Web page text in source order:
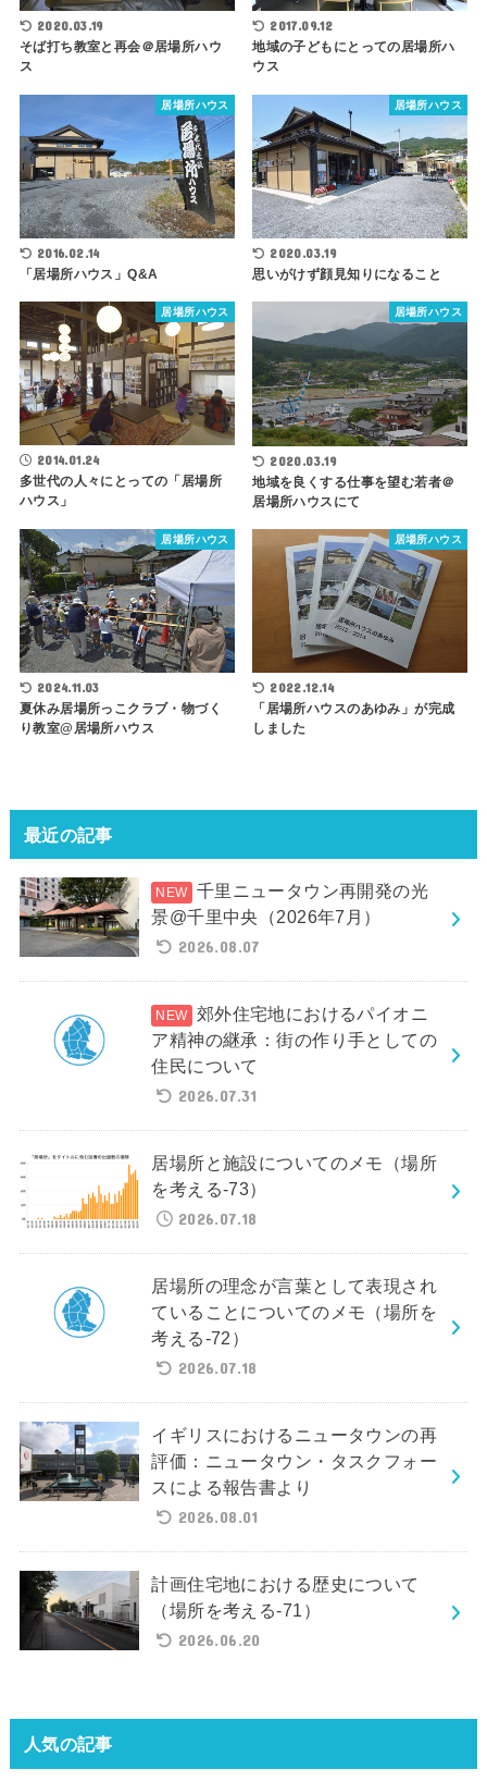
2020.03.19
そば打ち教室と再会＠居場所ハウ
ス
2017.09.12
地域の子どもにとっての居場所ハ
ウス
居場所ハウス
2016.02.14
「居場所ハウス」Q&A
居場所ハウス
2020.03.19
思いがけず顔見知りになること
居場所ハウス
2014.01.24
多世代の人々にとっての「居場所
ハウス」
居場所ハウス
2020.03.19
地域を良くする仕事を望む若者＠
居場所ハウスにて
居場所ハウス
2024.11.03
夏休み居場所っこクラブ・物づく
り教室@居場所ハウス
居場所ハウス
2022.12.14
「居場所ハウスのあゆみ」が完成
しました
最近の記事
千里ニュータウン再開発の光
景@千里中央（2026年7月）
2026.08.07
郊外住宅地におけるパイオニ
ア精神の継承：街の作り手としての
住民について
2026.07.31
居場所と施設についてのメモ（場所
を考える-73）
2026.07.18
居場所の理念が言葉として表現され
ていることについてのメモ（場所を
考える-72）
2026.07.18
イギリスにおけるニュータウンの再
評価：ニュータウン・タスクフォー
スによる報告書より
2026.08.01
計画住宅地における歴史について
（場所を考える-71）
2026.06.20
人気の記事